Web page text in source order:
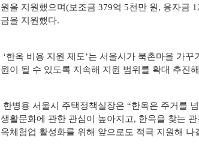
원을 지원했으며(보조금 379억 5천만 원, 융자금
금을 지원했다.
‘한옥 비용 지원 제도’는 서울시가 북촌마을 가
원이 될 수 있도록 지속해 지원 범위를 확대 추진
한병용 서울시 주택정책실장은 “한옥은 주거를
생활문화에 관한 관심이 높아지고, 한옥을 찾는
옥체험업 활성화를 위해 앞으로도 적극 지원해 나